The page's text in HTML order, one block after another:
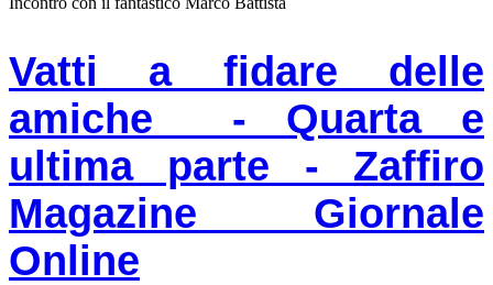
Vatti a fidare delle
amiche - Quarta e
ultima parte - Zaffiro
Magazine Giornale
Online